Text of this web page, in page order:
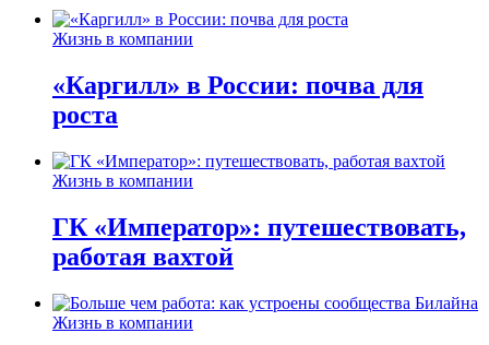
Жизнь в компании
«Каргилл» в России: почва для
роста
Жизнь в компании
ГК «Император»: путешествовать,
работая вахтой
Жизнь в компании